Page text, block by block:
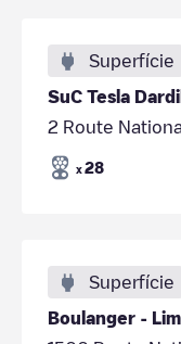
Superfície
SuC Tesla
2 Route
x 28
Superfície
Boulanger -